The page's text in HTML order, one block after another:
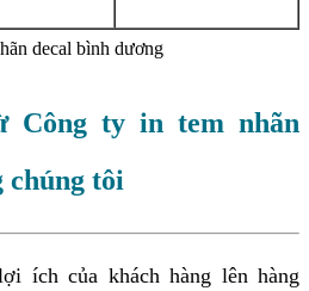
Công ty in tem nhãn
chúng tôi
ích của khách hàng lên hàng